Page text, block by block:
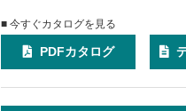
■ 今すぐカタログを見る
PDFカタログ デ